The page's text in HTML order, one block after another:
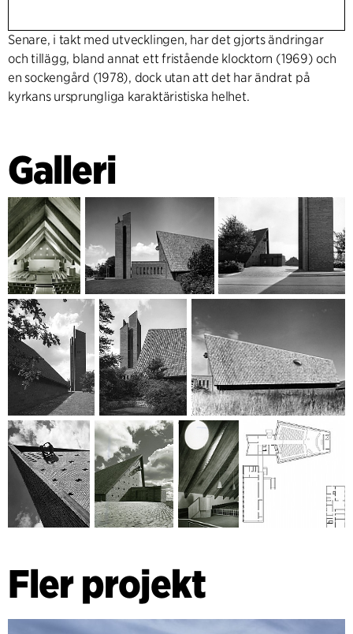
Senare, i takt med utvecklingen, har det gjorts ändringar
och tillägg, bland annat ett fristående klocktorn (1969) och
en sockengård (1978), dock utan att det har ändrat på
kyrkans ursprungliga karaktäristiska helhet.
Galleri
Fler projekt